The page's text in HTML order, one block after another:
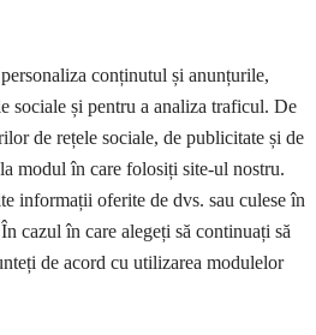
conținutul și anunțurile,
sociale și pentru a analiza traficul. De
de rețele sociale, de publicitate și de
modul în care folosiți site-ul nostru.
informații oferite de dvs. sau culese în
cazul în care alegeți să continuați să
de acord cu utilizarea modulelor